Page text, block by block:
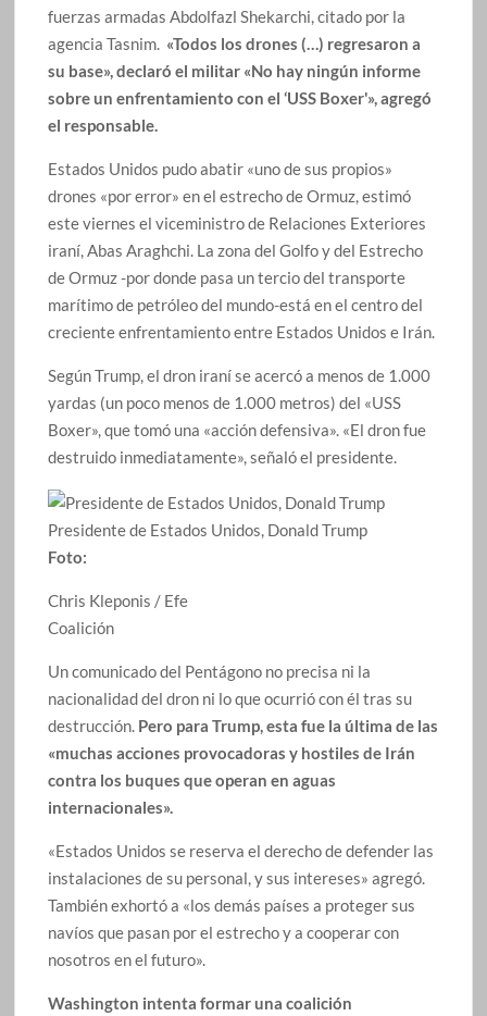
fuerzas armadas Abdolfazl Shekarchi, citado por la
agencia Tasnim. «Todos los drones (…) regresaron a
su base», declaró el militar «No hay ningún informe
sobre un enfrentamiento con el ‘USS Boxer'», agregó
el responsable.
Estados Unidos pudo abatir «uno de sus propios»
drones «por error» en el estrecho de Ormuz, estimó
este viernes el viceministro de Relaciones Exteriores
iraní, Abas Araghchi. La zona del Golfo y del Estrecho
de Ormuz -por donde pasa un tercio del transporte
marítimo de petróleo del mundo-está en el centro del
creciente enfrentamiento entre Estados Unidos e Irán.
Según Trump, el dron iraní se acercó a menos de 1.000
yardas (un poco menos de 1.000 metros) del «USS
Boxer», que tomó una «acción defensiva». «El dron fue
destruido inmediatamente», señaló el presidente.
Presidente de Estados Unidos, Donald Trump
Foto:
Chris Kleponis / Efe
Coalición
Un comunicado del Pentágono no precisa ni la
nacionalidad del dron ni lo que ocurrió con él tras su
destrucción. Pero para Trump, esta fue la última de las
«muchas acciones provocadoras y hostiles de Irán
contra los buques que operan en aguas
internacionales».
«Estados Unidos se reserva el derecho de defender las
instalaciones de su personal, y sus intereses» agregó.
También exhortó a «los demás países a proteger sus
navíos que pasan por el estrecho y a cooperar con
nosotros en el futuro».
Washington intenta formar una coalición